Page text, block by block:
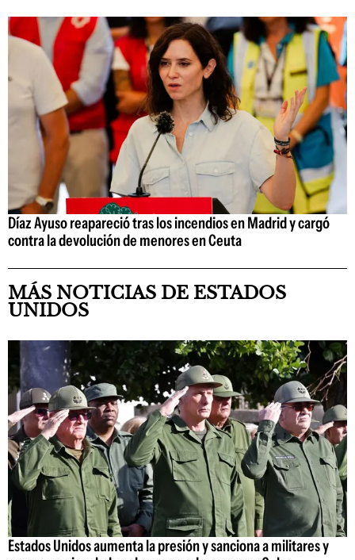
Díaz Ayuso reapareció tras los incendios en Madrid y cargó
contra la devolución de menores en Ceuta
MÁS NOTICIAS DE ESTADOS
UNIDOS
Estados Unidos aumenta la presión y sanciona a militares y